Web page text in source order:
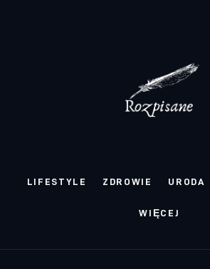
LIFESTYLE ZDROWIE URODA
WIĘCEJ